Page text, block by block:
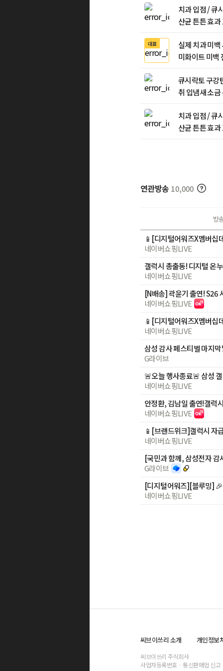
치과 입점 / 큐
산균 튼튼 효
대표
실제 치과 미
미화이트 미백
큐시락토 구강
취 입냄새 소
치과 입점 / 큐
산균 튼튼 효
연관방송 10,000
방
네이버쇼핑LIVE
네이버쇼핑LIVE
네이버쇼핑LIVE
네이버쇼핑LIVE
G라이브
네이버쇼핑LIVE
네이버쇼핑LIVE
네이버쇼핑LIVE
[국민과 함께, 삼성전자
G라이브
네이버쇼핑LIVE
씨브이쓰리 소개 개인정보
씨브이쓰리 주식회사
사업자등록번호 · 통신판매업 신고